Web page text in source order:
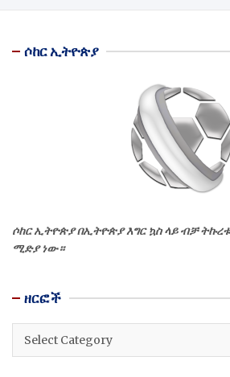
ሶከር ኢትዮጵያ
ሶከር ኢትዮጵያ በኢትዮጵያ እግር ኳስ ላይ ብቻ
ሚድያ ነው።
ዘርፎች
ዘርፎች